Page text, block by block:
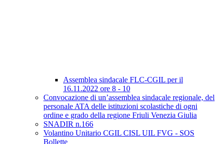
Assemblea sindacale FLC-CGIL per il
16.11.2022 ore 8 - 10
Convocazione di un’assemblea sindacale regionale, del
personale ATA delle istituzioni scolastiche di ogni
ordine e grado della regione Friuli Venezia Giulia
SNADIR n.166
Volantino Unitario CGIL CISL UIL FVG - SOS
Bollette